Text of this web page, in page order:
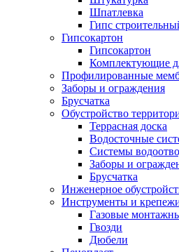
Шпатлевка
Гипс
Гипсокартон
Гипсокартон
Комплектующие
Профилированные
Заборы и ограждения
Брусчатка
Обустройство
Террасная доска
Водосточные
Системы
Заборы и
Брусчатка
Инженерное
Инструменты и
Газовые
Гвозди
Дюбели